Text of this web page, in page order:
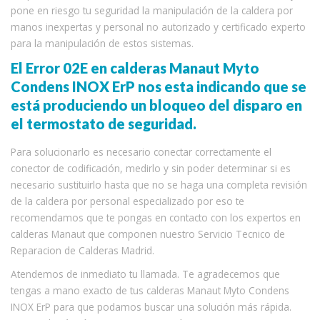
pone en riesgo tu seguridad la manipulación de la caldera por
manos inexpertas y personal no autorizado y certificado experto
para la manipulación de estos sistemas.
El Error 02E en calderas Manaut Myto
Condens INOX ErP nos esta indicando que se
está produciendo un bloqueo del disparo en
el termostato de seguridad.
Para solucionarlo es necesario conectar correctamente el
conector de codificación, medirlo y sin poder determinar si es
necesario sustituirlo hasta que no se haga una completa revisión
de la caldera por personal especializado por eso te
recomendamos que te pongas en contacto con los expertos en
calderas Manaut que componen nuestro Servicio Tecnico de
Reparacion de Calderas Madrid.
Atendemos de inmediato tu llamada. Te agradecemos que
tengas a mano exacto de tus calderas Manaut Myto Condens
INOX ErP para que podamos buscar una solución más rápida.